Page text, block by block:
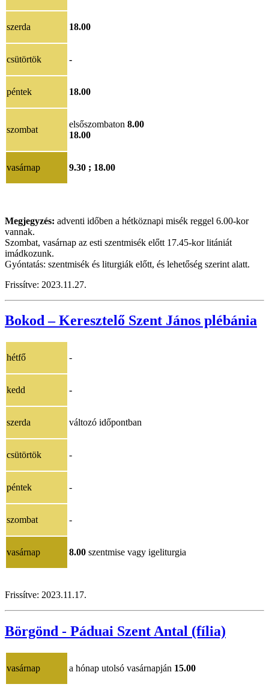
szerda 18.00
csütörtök -
péntek 18.00
szombat
elsőszombaton 8.00
18.00
vasárnap 9.30 ; 18.00
Megjegyzés: adventi időben a hétköznapi misék reggel 6.00-kor
vannak.
Szombat, vasárnap az esti szentmisék előtt 17.45-kor litániát
imádkozunk.
Gyóntatás: szentmisék és liturgiák előtt, és lehetőség szerint alatt.
Frissítve: 2023.11.27.
Bokod – Keresztelő Szent János plébánia
hétfő -
kedd -
szerda változó időpontban
csütörtök -
péntek -
szombat -
vasárnap 8.00 szentmise vagy igeliturgia
Frissítve: 2023.11.17.
Börgönd - Páduai Szent Antal (fília)
vasárnap a hónap utolsó vasárnapján 15.00